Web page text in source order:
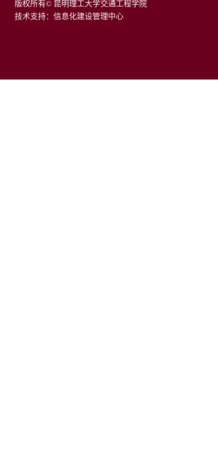
版权所有© 昆明理工大学交通工程学院
技术支持：信息化建设管理中心